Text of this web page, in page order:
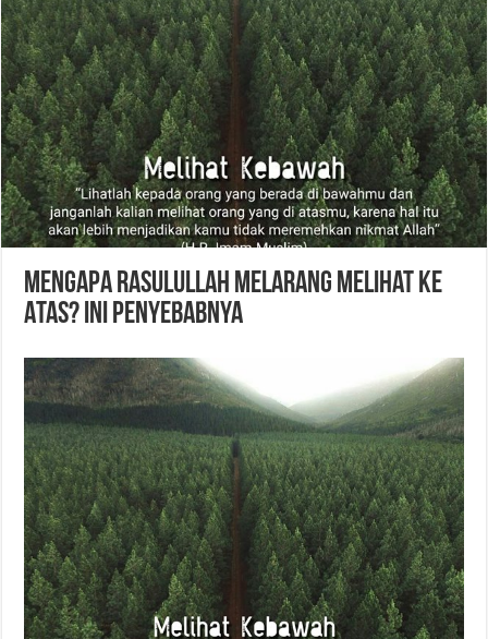
Mengapa Rasulullah Melarang Melihat ke
Atas? Ini Penyebabnya